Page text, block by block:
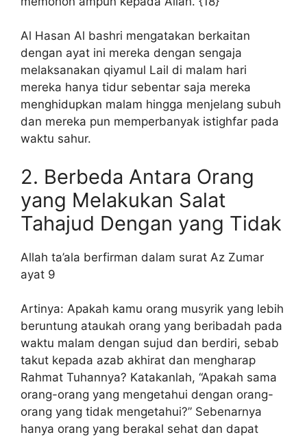
Al Hasan Al bashri mengatakan berkaitan
dengan ayat ini mereka dengan sengaja
melaksanakan qiyamul Lail di malam hari
mereka hanya tidur sebentar saja mereka
menghidupkan malam hingga menjelang subuh
dan mereka pun memperbanyak istighfar pada
waktu sahur.
2. Berbeda Antara Orang
yang Melakukan Salat
Tahajud Dengan yang Tidak
Allah ta’ala berfirman dalam surat Az Zumar
ayat 9
Artinya: Apakah kamu orang musyrik yang lebih
beruntung ataukah orang yang beribadah pada
waktu malam dengan sujud dan berdiri, sebab
takut kepada azab akhirat dan mengharap
Rahmat Tuhannya? Katakanlah, “Apakah sama
orang-orang yang mengetahui dengan orang-
orang yang tidak mengetahui?” Sebenarnya
hanya orang yang berakal sehat dan dapat